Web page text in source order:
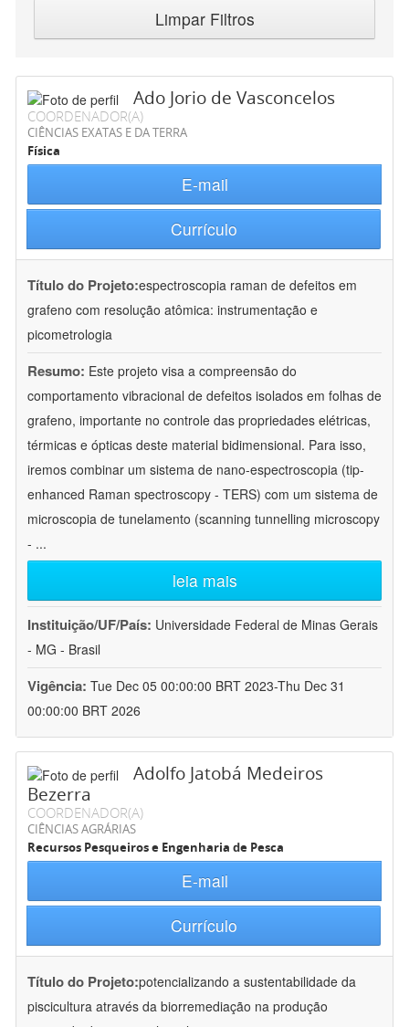
Limpar Filtros
Ado Jorio de Vasconcelos
COORDENADOR(A)
CIÊNCIAS EXATAS E DA TERRA
Física
E-mail
Currículo
Título do Projeto:espectroscopia raman de defeitos em
grafeno com resolução atômica: instrumentação e
picometrologia
Resumo: Este projeto visa a compreensão do
comportamento vibracional de defeitos isolados em folhas de
grafeno, importante no controle das propriedades elétricas,
térmicas e ópticas deste material bidimensional. Para isso,
iremos combinar um sistema de nano-espectroscopia (tip-
enhanced Raman spectroscopy - TERS) com um sistema de
microscopia de tunelamento (scanning tunnelling microscopy
- ...
leia mais
Instituição/UF/País: Universidade Federal de Minas Gerais
- MG - Brasil
Vigência: Tue Dec 05 00:00:00 BRT 2023-Thu Dec 31
00:00:00 BRT 2026
Adolfo Jatobá Medeiros
Bezerra
COORDENADOR(A)
CIÊNCIAS AGRÁRIAS
Recursos Pesqueiros e Engenharia de Pesca
E-mail
Currículo
Título do Projeto:potencializando a sustentabilidade da
piscicultura através da biorremediação na produção